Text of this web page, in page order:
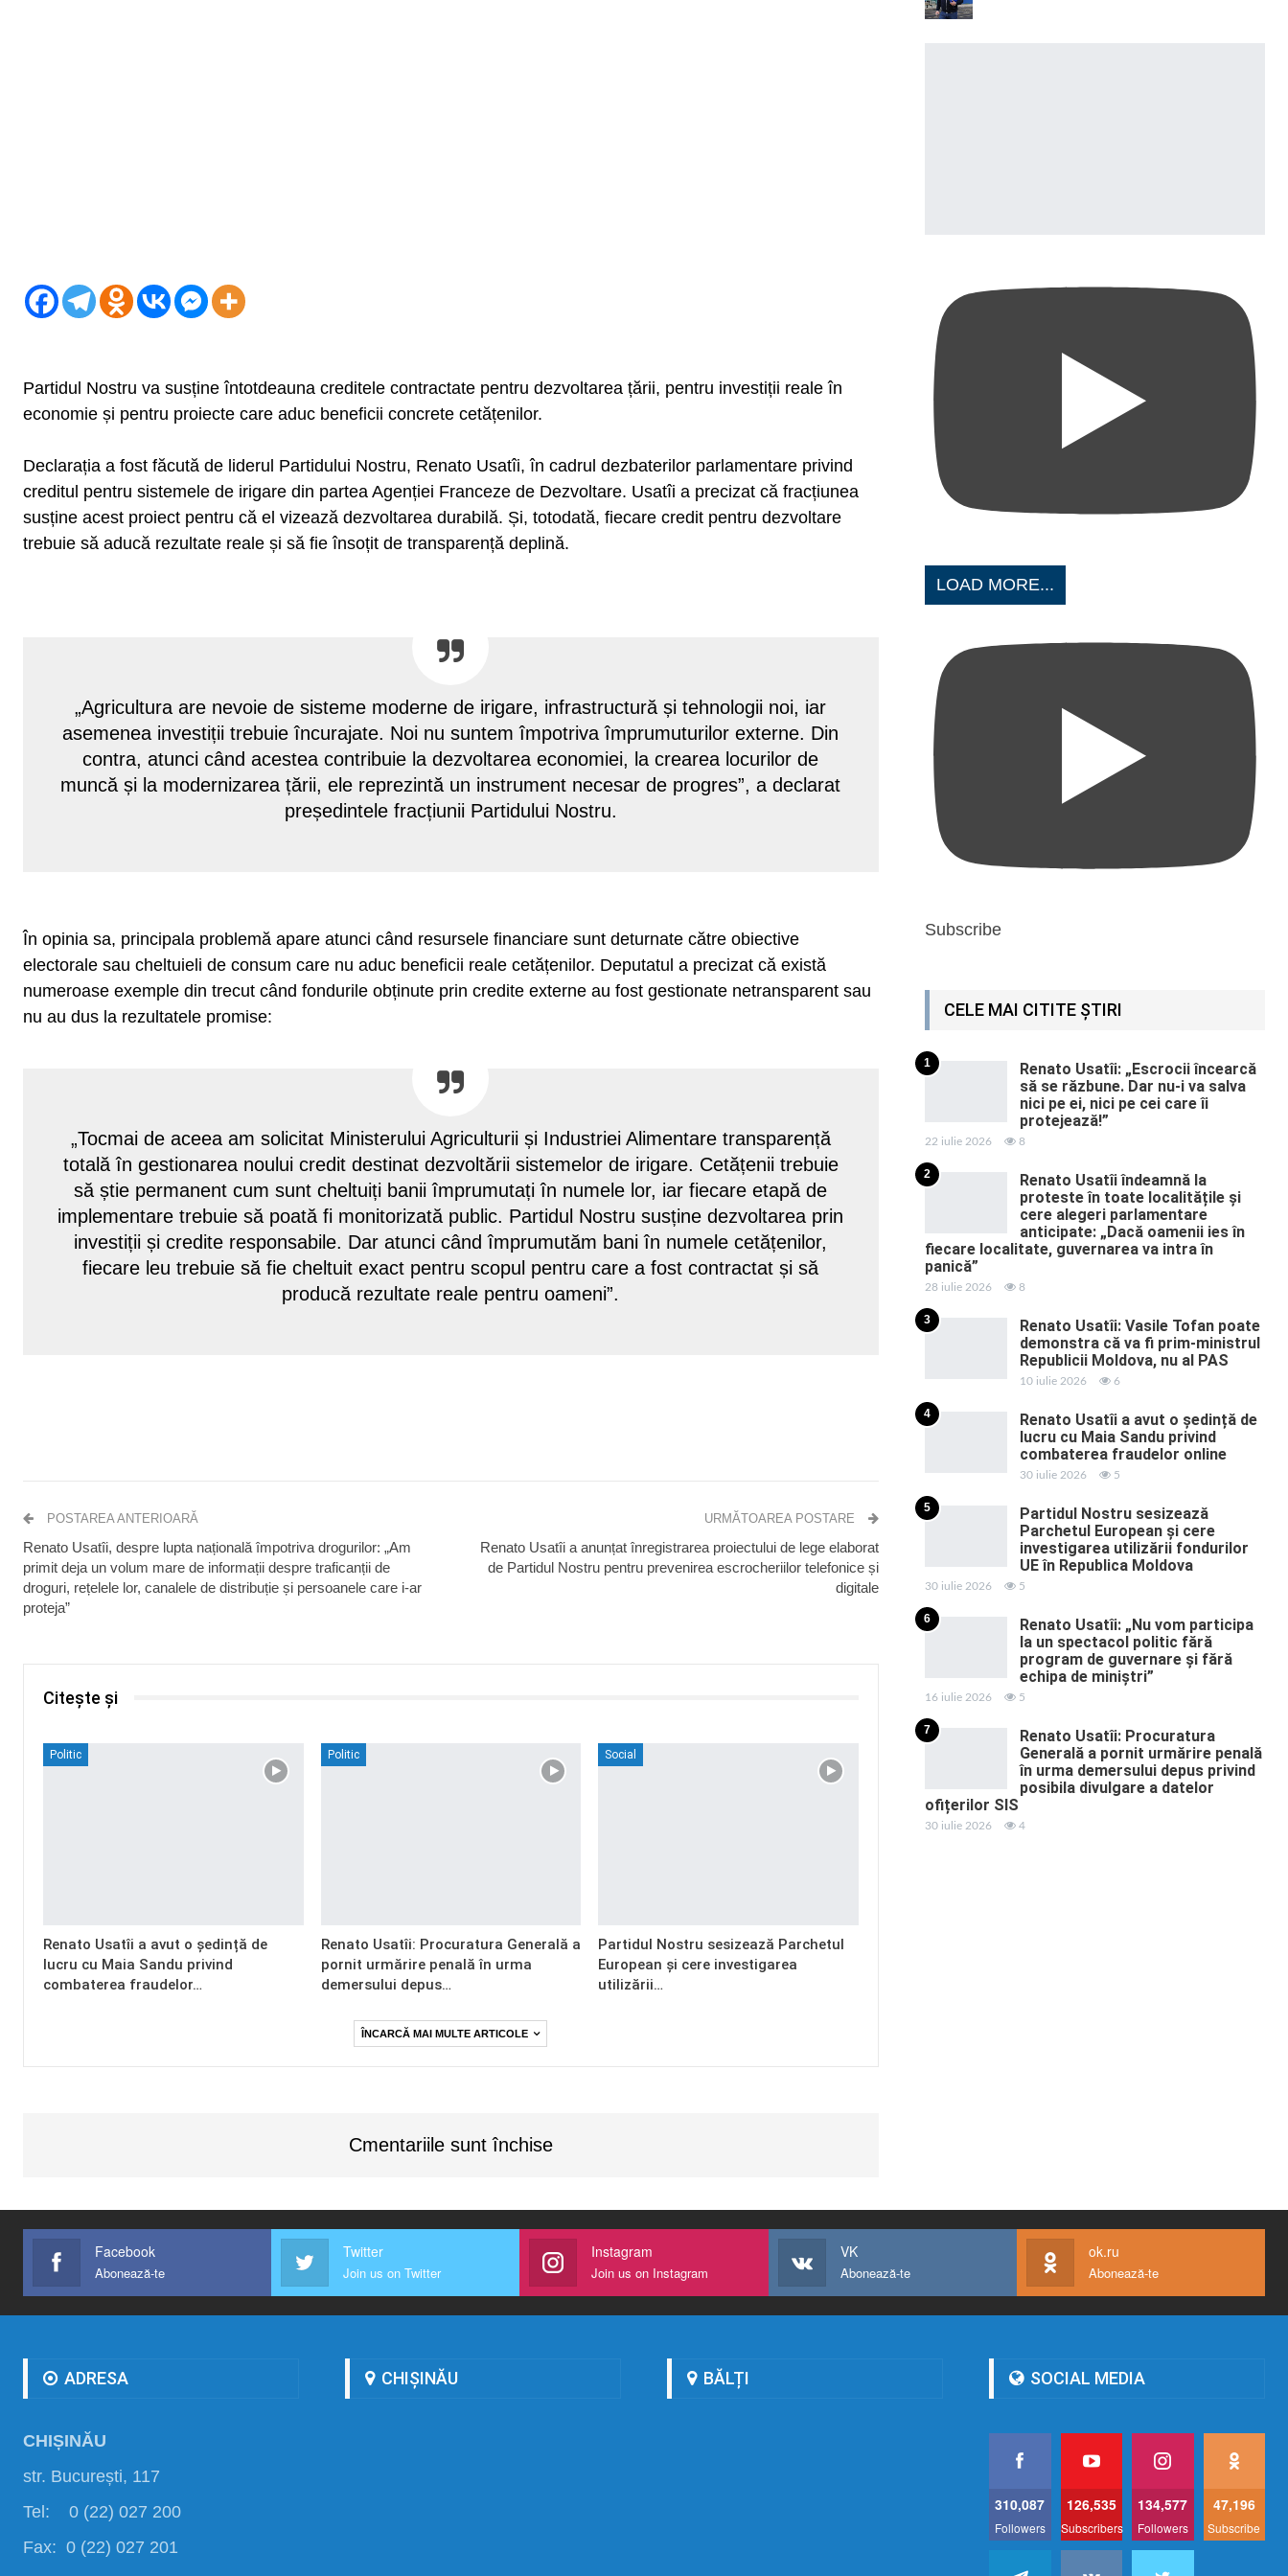
Partidul Nostru va susține întotdeauna creditele contractate pentru dezvoltarea țării, pentru investiții reale în
economie și pentru proiecte care aduc beneficii concrete cetățenilor.
Declarația a fost făcută de liderul Partidului Nostru, Renato Usatîi, în cadrul dezbaterilor parlamentare privind
creditul pentru sistemele de irigare din partea Agenției Franceze de Dezvoltare. Usatîi a precizat că fracțiunea
susține acest proiect pentru că el vizează dezvoltarea durabilă. Și, totodată, fiecare credit pentru dezvoltare
trebuie să aducă rezultate reale și să fie însoțit de transparență deplină.
„Agricultura are nevoie de sisteme moderne de irigare, infrastructură și tehnologii noi, iar
asemenea investiții trebuie încurajate. Noi nu suntem împotriva împrumuturilor externe. Din
contra, atunci când acestea contribuie la dezvoltarea economiei, la crearea locurilor de
muncă și la modernizarea țării, ele reprezintă un instrument necesar de progres”, a declarat
președintele fracțiunii Partidului Nostru.
În opinia sa, principala problemă apare atunci când resursele financiare sunt deturnate către obiective
electorale sau cheltuieli de consum care nu aduc beneficii reale cetățenilor. Deputatul a precizat că există
numeroase exemple din trecut când fondurile obținute prin credite externe au fost gestionate netransparent sau
nu au dus la rezultatele promise:
„Tocmai de aceea am solicitat Ministerului Agriculturii și Industriei Alimentare transparență
totală în gestionarea noului credit destinat dezvoltării sistemelor de irigare. Cetățenii trebuie
să știe permanent cum sunt cheltuiți banii împrumutați în numele lor, iar fiecare etapă de
implementare trebuie să poată fi monitorizată public. Partidul Nostru susține dezvoltarea prin
investiții și credite responsabile. Dar atunci când împrumutăm bani în numele cetățenilor,
fiecare leu trebuie să fie cheltuit exact pentru scopul pentru care a fost contractat și să
producă rezultate reale pentru oameni”.
POSTAREA ANTERIOARĂ
Renato Usatîi, despre lupta națională împotriva drogurilor: „Am
primit deja un volum mare de informații despre traficanții de
droguri, rețelele lor, canalele de distribuție și persoanele care i-ar
proteja”
URMĂTOAREA POSTARE
Renato Usatîi a anunțat înregistrarea proiectului de lege elaborat
de Partidul Nostru pentru prevenirea escrocheriilor telefonice și
digitale
Citește și
Politic
Renato Usatîi a avut o ședință de
lucru cu Maia Sandu privind
combaterea fraudelor…
Politic
Renato Usatîi: Procuratura Generală a
pornit urmărire penală în urma
demersului depus…
Social
Partidul Nostru sesizează Parchetul
European și cere investigarea
utilizării…
ÎNCARCĂ MAI MULTE ARTICOLE
Cmentariile sunt închise
LOAD MORE...
Subscribe
CELE MAI CITITE ȘTIRI
1
Renato Usatîi: „Escrocii încearcă
să se răzbune. Dar nu-i va salva
nici pe ei, nici pe cei care îi
protejează!”
22 iulie 2026 8
2
Renato Usatîi îndeamnă la
proteste în toate localitățile și
cere alegeri parlamentare
anticipate: „Dacă oamenii ies în
fiecare localitate, guvernarea va intra în
panică”
28 iulie 2026 8
3
Renato Usatîi: Vasile Tofan poate
demonstra că va fi prim-ministrul
Republicii Moldova, nu al PAS
10 iulie 2026 6
4
Renato Usatîi a avut o ședință de
lucru cu Maia Sandu privind
combaterea fraudelor online
30 iulie 2026 5
5
Partidul Nostru sesizează
Parchetul European și cere
investigarea utilizării fondurilor
UE în Republica Moldova
30 iulie 2026 5
6
Renato Usatîi: „Nu vom participa
la un spectacol politic fără
program de guvernare și fără
echipa de miniștri”
16 iulie 2026 5
7
Renato Usatîi: Procuratura
Generală a pornit urmărire penală
în urma demersului depus privind
posibila divulgare a datelor
ofițerilor SIS
30 iulie 2026 4
Facebook
Abonează-te
Twitter
Join us on Twitter
Instagram
Join us on Instagram
VK
Abonează-te
ok.ru
Abonează-te
ADRESA
CHIȘINĂU
str. București, 117
Tel: 0 (22) 027 200
Fax: 0 (22) 027 201
CHIȘINĂU BĂLȚI SOCIAL MEDIA
310,087
Followers
126,535
Subscribers
134,577
Followers
47,196
Subscribe